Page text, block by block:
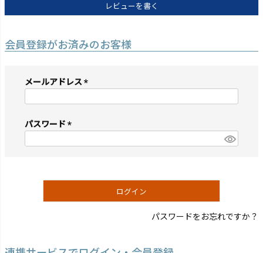
レビューを書く
会員登録がお済みのお客様
メールアドレス
須)
パスワード
須)
ログイン
パスワードをお忘れですか？